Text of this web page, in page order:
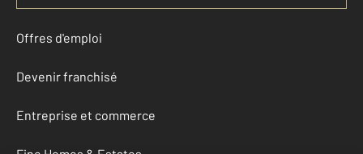
Offres d'emploi
Devenir franchisé
Entreprise et commerce